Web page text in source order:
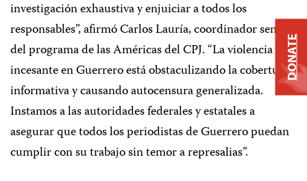
investigación exhaustiva y enjuiciar a todos los
responsables”, afirmó Carlos Lauría, coordinador senior
del programa de las Américas del CPJ. “La violencia
incesante en Guerrero está obstaculizando la cobertura
informativa y causando autocensura generalizada.
Instamos a las autoridades federales y estatales a
asegurar que todos los periodistas de Guerrero puedan
cumplir con su trabajo sin temor a represalias”.
DONATE